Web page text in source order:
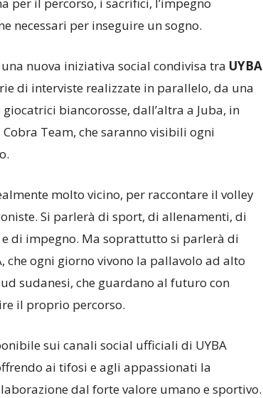
necessari per inseguire un sogno.
nuova iniziativa social condivisa tra UYBA
di interviste realizzate in parallelo, da una
biancorosse, dall’altra a Juba, in
Team, che saranno visibili ogni
molto vicino, per raccontare il volley
Si parlerà di sport, di allenamenti, di
di impegno. Ma soprattutto si parlerà di
che ogni giorno vivono la pallavolo ad alto
sudanesi, che guardano al futuro con
il proprio percorso.
sui canali social ufficiali di UYBA
ai tifosi e agli appassionati la
dal forte valore umano e sportivo.